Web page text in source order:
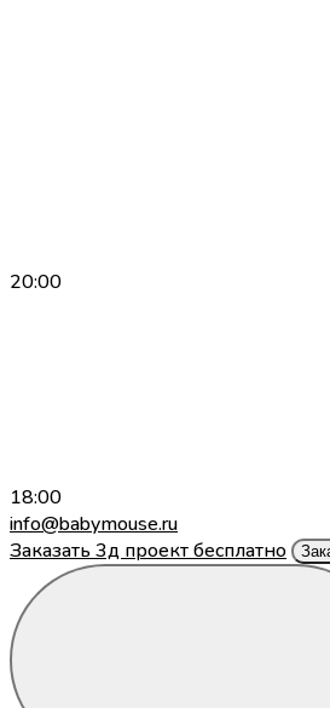
20:00
18:00
info@babymouse.ru
Заказать 3д проект бесплатно